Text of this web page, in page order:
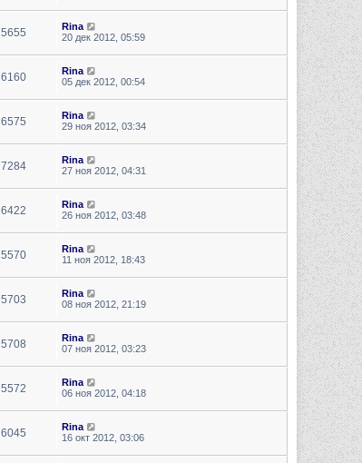
5655
Rina
20 дек 2012, 05:59
6160
Rina
05 дек 2012, 00:54
6575
Rina
29 ноя 2012, 03:34
7284
Rina
27 ноя 2012, 04:31
6422
Rina
26 ноя 2012, 03:48
5570
Rina
11 ноя 2012, 18:43
5703
Rina
08 ноя 2012, 21:19
5708
Rina
07 ноя 2012, 03:23
5572
Rina
06 ноя 2012, 04:18
6045
Rina
16 окт 2012, 03:06